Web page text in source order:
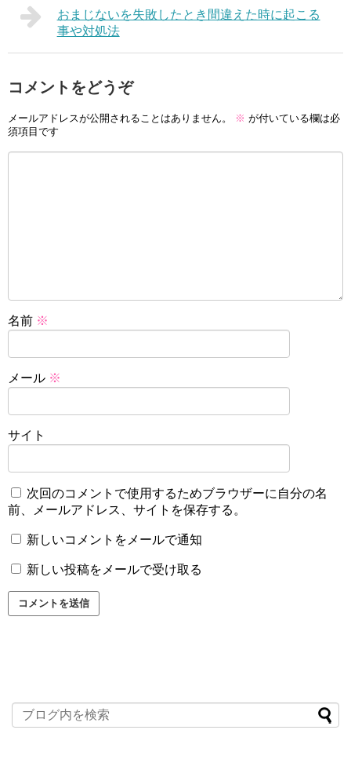
おまじないを失敗したとき間違えた時に起こる
事や対処法
コメントをどうぞ
メールアドレスが公開されることはありません。 ※ が付いている欄は必
須項目です
名前 ※
メール ※
サイト
次回のコメントで使用するためブラウザーに自分の名
前、メールアドレス、サイトを保存する。
新しいコメントをメールで通知
新しい投稿をメールで受け取る